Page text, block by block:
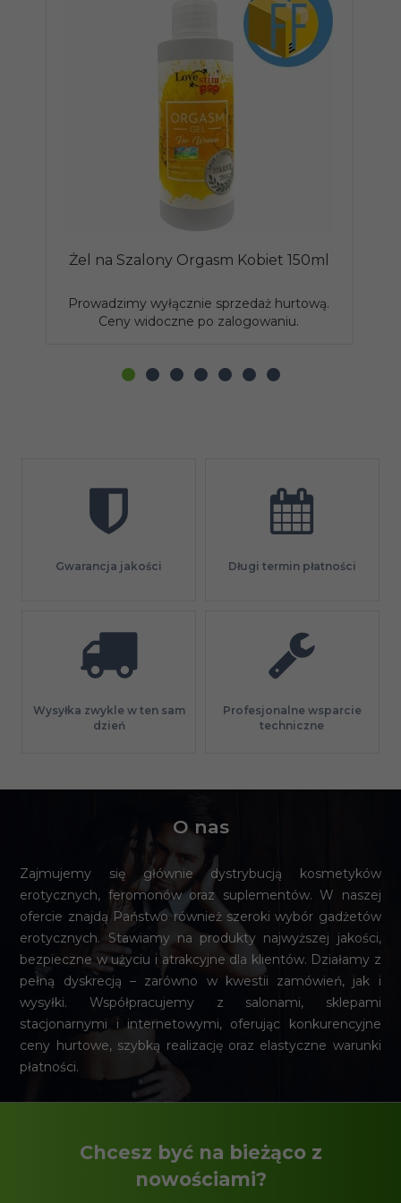
Żel na Szalony Orgasm Kobiet 150ml
Prowadzimy wyłącznie sprzedaż hurtową.
Ceny widoczne po zalogowaniu.
Gwarancja jakości Długi termin płatności
Wysyłka zwykle w ten sam
dzień
Profesjonalne wsparcie
techniczne
O nas
Zajmujemy się głównie dystrybucją kosmetyków
erotycznych, feromonów oraz suplementów. W naszej
ofercie znajdą Państwo również szeroki wybór gadżetów
erotycznych. Stawiamy na produkty najwyższej jakości,
bezpieczne w użyciu i atrakcyjne dla klientów. Działamy z
pełną dyskrecją – zarówno w kwestii zamówień, jak i
wysyłki. Współpracujemy z salonami, sklepami
stacjonarnymi i internetowymi, oferując konkurencyjne
ceny hurtowe, szybką realizację oraz elastyczne warunki
płatności.
Chcesz być na bieżąco z
nowościami?